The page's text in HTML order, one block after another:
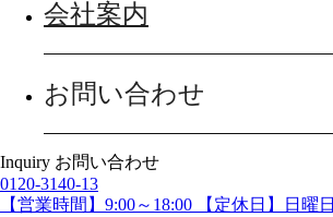
会社案内
お問い合わせ
Inquiry お問い合わせ
0120-3140-13
【営業時間】9:00～18:00 【定休日】日曜日